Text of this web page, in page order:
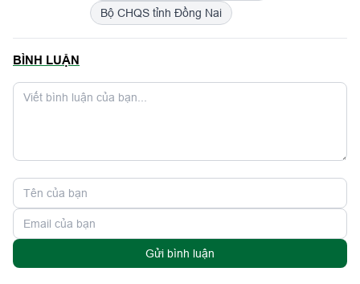
Bộ CHQS tỉnh Đồng Nai
BÌNH LUẬN
Gửi bình luận